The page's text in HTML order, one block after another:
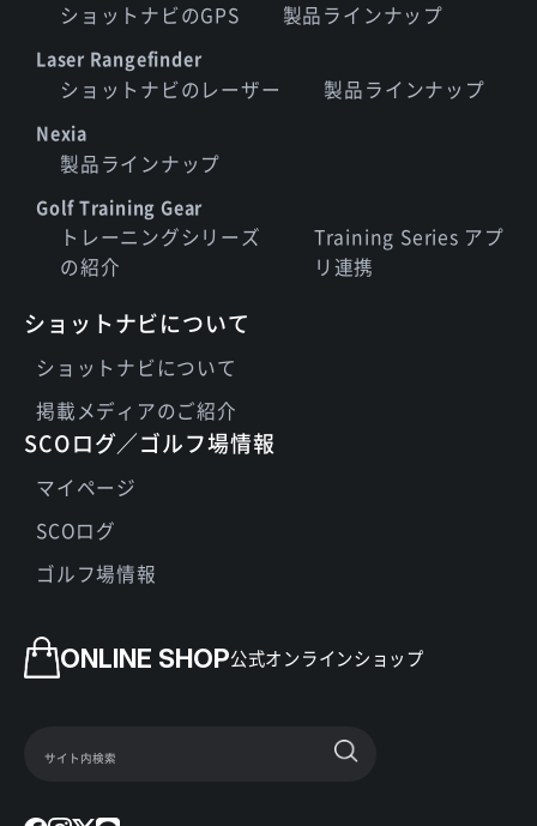
ONLINE SHOP公式オンラインショップ
ショットナビのGPS 製品ラインナップ
Laser Rangefinder
ショットナビのレーザー 製品ラインナップ
Nexia
製品ラインナップ
Golf Training Gear
トレーニングシリーズ
の紹介
Training Series アプ
リ連携
ショットナビについて
ショットナビについて
掲載メディアのご紹介
SCOログ／ゴルフ場情報
マイページ
SCOログ
ゴルフ場情報